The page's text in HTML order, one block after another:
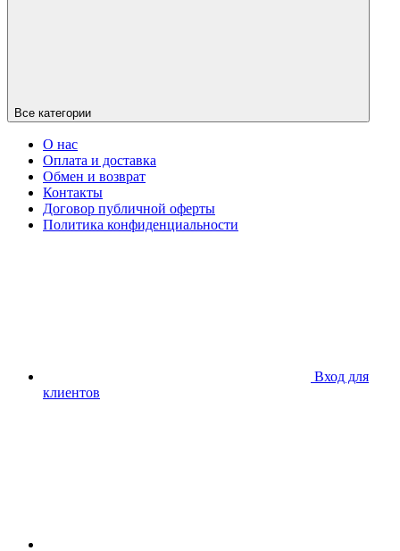
Все категории
О нас
Оплата и доставка
Обмен и возврат
Контакты
Договор публичной оферты
Политика конфиденциальности
Вход для
клиентов